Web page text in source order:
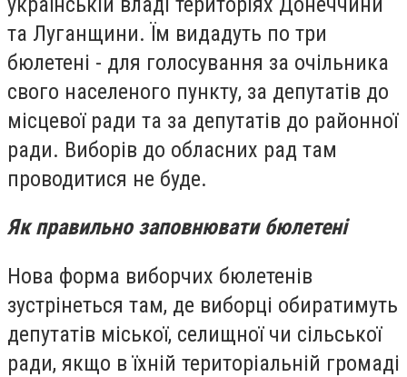
та Луганщини. Їм видадуть по три
бюлетені - для голосування за очільника
свого населеного пункту, за депутатів до
місцевої ради та за депутатів до районної
ради. Виборів до обласних рад там
проводитися не буде.
Як правильно заповнювати бюлетені
Нова форма виборчих бюлетенів
зустрінеться там, де виборці обиратимуть
депутатів міської, селищної чи сільської
ради, якщо в їхній територіальній громаді